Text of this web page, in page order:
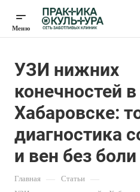
УЗИ нижних
конечностей в
Хабаровске:
диагностика
и вен без боли
Главная — Статьи —